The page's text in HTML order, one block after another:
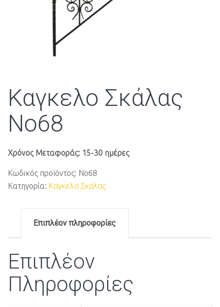
Καγκελο Σκάλας
Νο68
Χρόνος Μεταφοράς: 15-30 ημέρες
Κωδικός προϊόντος: Νο68
Κατηγορία: Κάγκελα Σκάλας
Επιπλέον πληροφορίες
Επιπλέον
Πληροφορίες